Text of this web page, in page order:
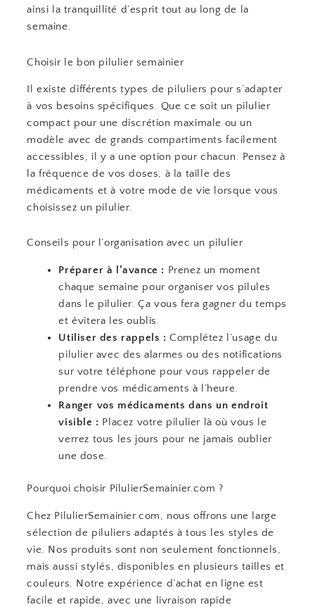
ainsi la tranquillité d’esprit tout au long de la
semaine.
Choisir le bon pilulier semainier
Il existe différents types de piluliers pour s’adapter
à vos besoins spécifiques. Que ce soit un pilulier
compact pour une discrétion maximale ou un
modèle avec de grands compartiments facilement
accessibles, il y a une option pour chacun. Pensez à
la fréquence de vos doses, à la taille des
médicaments et à votre mode de vie lorsque vous
choisissez un pilulier.
Conseils pour l’organisation avec un pilulier
Préparer à l’avance : Prenez un moment
chaque semaine pour organiser vos pilules
dans le pilulier. Ça vous fera gagner du temps
et évitera les oublis.
Utiliser des rappels : Complétez l’usage du
pilulier avec des alarmes ou des notifications
sur votre téléphone pour vous rappeler de
prendre vos médicaments à l’heure.
Ranger vos médicaments dans un endroit
visible : Placez votre pilulier là où vous le
verrez tous les jours pour ne jamais oublier
une dose.
Pourquoi choisir PilulierSemainier.com ?
Chez PilulierSemainier.com, nous offrons une large
sélection de piluliers adaptés à tous les styles de
vie. Nos produits sont non seulement fonctionnels,
mais aussi stylés, disponibles en plusieurs tailles et
couleurs. Notre expérience d’achat en ligne est
facile et rapide, avec une livraison rapide